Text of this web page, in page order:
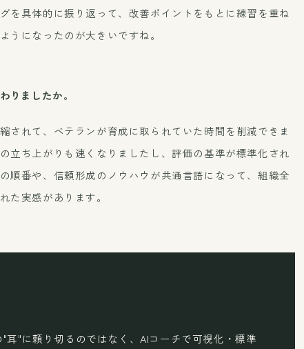
を具体的に振り返って、改善ポイントをもとに練習を重ね
うになったのが大きいですね。
りましたか。
されて、ベテランが育成に取られていた時間を削減できま
立ち上がりも速くなりましたし、評価の基準が標準化され
順番や、信頼形成のノウハウが共通言語になって、組織全
た実感があります。
耳"に頼り切るのではなく、AIコーチで可視化・標準